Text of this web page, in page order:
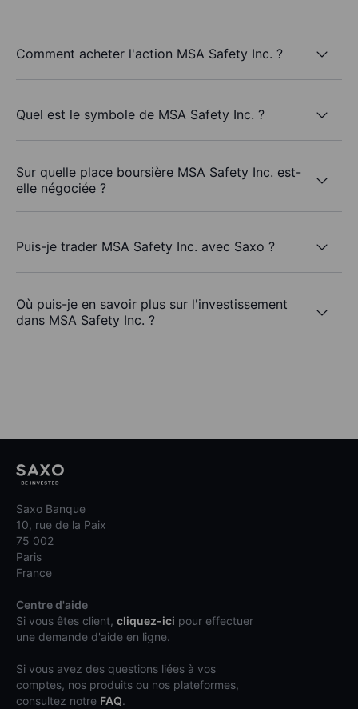
Comment acheter l'action MSA Safety Inc. ?
Quel est le symbole de MSA Safety Inc. ?
Sur quelle place boursière MSA Safety Inc. est-
elle négociée ?
Puis-je trader MSA Safety Inc. avec Saxo ?
Où puis-je en savoir plus sur l'investissement
dans MSA Safety Inc. ?
Saxo Banque
10, rue de la Paix
75 002
Paris
France
Centre d'aide
Si vous êtes client, cliquez-ici pour effectuer
une demande d'aide en ligne.
Si vous avez des questions liées à vos
comptes, nos produits ou nos plateformes,
consultez notre FAQ.